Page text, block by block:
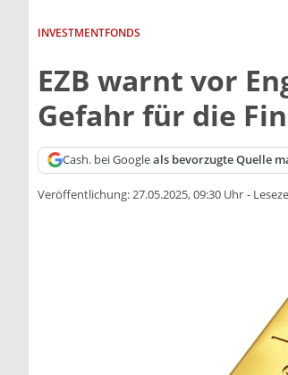
INVESTMENTFONDS
EZB warnt vor
Gefahr für die
Cash. bei Googleals bevorzugte Quelle
Veröffentlichung:27.05.2025, 09:30 Uhr -